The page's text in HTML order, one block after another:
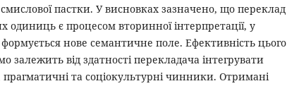
пастки. У висновках зазначено, що переклад
одиниць є процесом вторинної інтерпретації, у
нове семантичне поле. Ефективність цього
залежить від здатності перекладача інтегрувати
прагматичні та соціокультурні чинники. Отримані